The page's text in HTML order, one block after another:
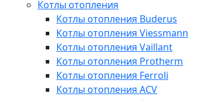
Котлы отопления
Котлы отопления Buderus
Котлы отопления Viessmann
Котлы отопления Vaillant
Котлы отопления Protherm
Котлы отопления Ferroli
Котлы отопления ACV